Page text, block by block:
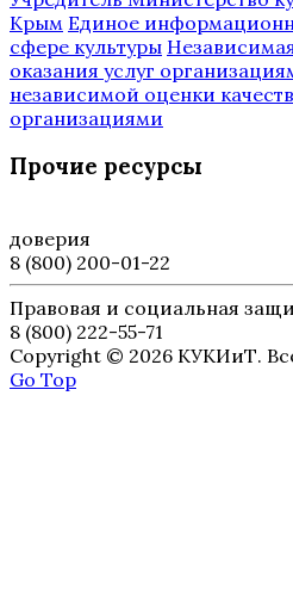
Крым Единое
сфере культуры
оказания услуг
независимой оценки
организациями
Прочие ресурсы
доверия
8 (800) 200-01-22
Правовая и социальная
8 (800) 222-55-71
Copyright © 2026 КУКИиТ.
Go Top